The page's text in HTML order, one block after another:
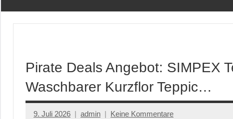
Pirate Deals Angebot: SIMPEX
Waschbarer Kurzflor Teppic…
9. Juli 2026 admin Keine Kommentare